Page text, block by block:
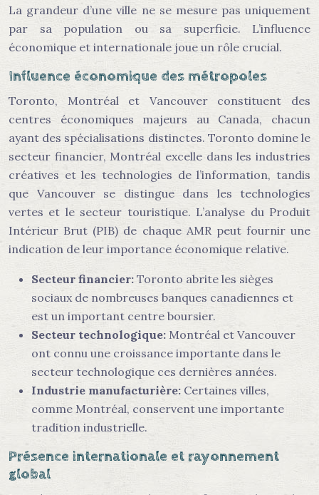
La grandeur d’une ville ne se mesure pas uniquement
par sa population ou sa superficie. L’influence
économique et internationale joue un rôle crucial.
Influence économique des métropoles
Toronto, Montréal et Vancouver constituent des
centres économiques majeurs au Canada, chacun
ayant des spécialisations distinctes. Toronto domine le
secteur financier, Montréal excelle dans les industries
créatives et les technologies de l’information, tandis
que Vancouver se distingue dans les technologies
vertes et le secteur touristique. L’analyse du Produit
Intérieur Brut (PIB) de chaque AMR peut fournir une
indication de leur importance économique relative.
Secteur financier: Toronto abrite les sièges
sociaux de nombreuses banques canadiennes et
est un important centre boursier.
Secteur technologique: Montréal et Vancouver
ont connu une croissance importante dans le
secteur technologique ces dernières années.
Industrie manufacturière: Certaines villes,
comme Montréal, conservent une importante
tradition industrielle.
Présence internationale et rayonnement
global